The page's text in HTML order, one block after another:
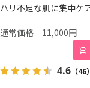
ハリ不足な肌に集中ケ
11,000円
4.6 （46）